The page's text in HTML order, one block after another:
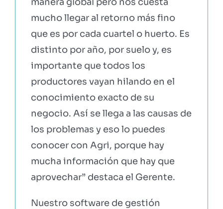
mucho llegar al retorno más fino
que es por cada cuartel o huerto. Es
distinto por año, por suelo y, es
importante que todos los
productores vayan hilando en el
conocimiento exacto de su
negocio. Así se llega a las causas de
los problemas y eso lo puedes
conocer con Agri, porque hay
mucha información que hay que
aprovechar” destaca el Gerente.
Nuestro software de gestión